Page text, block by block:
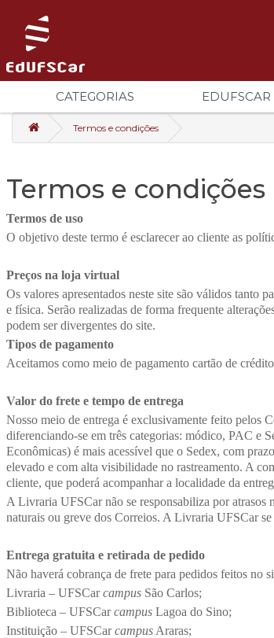
CATEGORIAS EDUFSCAR
Termos e condições
Termos e condições
Termos de uso
O objetivo deste termo é esclarecer ao cliente as
Preços na loja virtual
Os valores apresentados neste site são válidos tanto
e física. Serão realizadas de forma frequente
podem ser divergentes do site.
Tipos de pagamento
Aceitamos como meio de pagamento cartão de
Valor do frete e tempo de entrega
Nosso meio de entrega é exclusivamente feito pelos
diferenciando-se em três categorias: módico, PAC e
Econômicas) é mais acessível que o Sedex, com
elevado e com alta visibilidade no rastreamento. A
cliente, que poderá acompanhar a localidade da
A Livraria UFSCar não se responsabiliza por atrasos
naturais ou greve dos Correios. A Livraria UFSCar se
Entrega gratuita e retirada de pedido
Não haverá cobrança de frete para pedidos feitos no
Livraria – UFSCarcampus São Carlos;
Biblioteca – UFSCarcampus Lagoa do Sino;
Instituição – UFSCarcampus Araras;